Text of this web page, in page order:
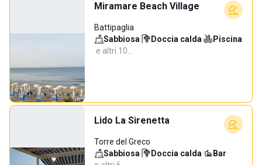
Miramare Beach Village
Battipaglia
Sabbiosa· Doccia calda·
Piscina
·e altri 10…
Lido La Sirenetta
Torre del Greco
Sabbiosa· Doccia calda· Bar·